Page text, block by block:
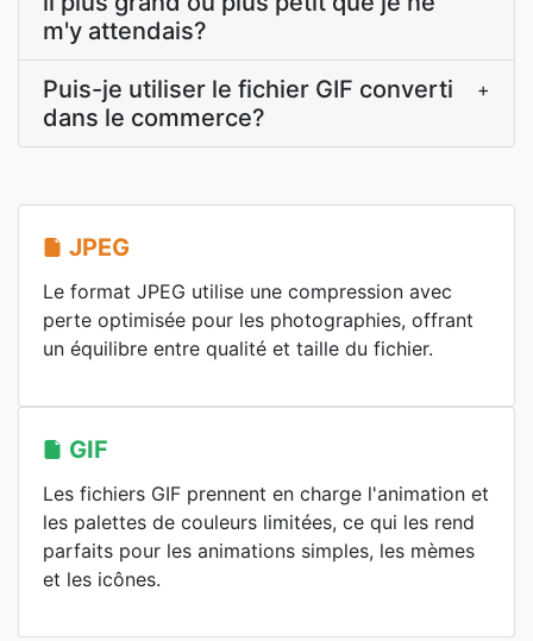
m'y attendais?
Puis-je utiliser le fichier GIF converti
dans le commerce?
+
JPEG
Le format JPEG utilise une compression avec
perte optimisée pour les photographies, offrant
un équilibre entre qualité et taille du fichier.
GIF
Les fichiers GIF prennent en charge l'animation et
les palettes de couleurs limitées, ce qui les rend
parfaits pour les animations simples, les mèmes
et les icônes.